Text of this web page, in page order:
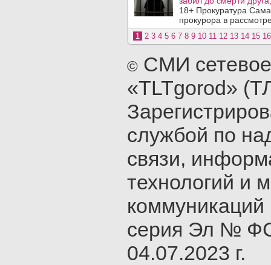
18+ Прокуратура
прокурора в
1 2 3 4 5 6 7 8 9 10 11 12 13 14 15 16
© СМИ
«TLTgorod»
службой по
связи,
технологий и
серия Эл №
04.07.2023 г.